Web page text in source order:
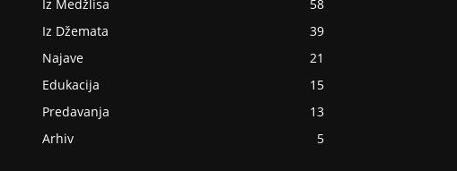
Iz Medžlisa
58
Iz Džemata
39
Najave
21
Edukacija
15
Predavanja
13
Arhiv
5